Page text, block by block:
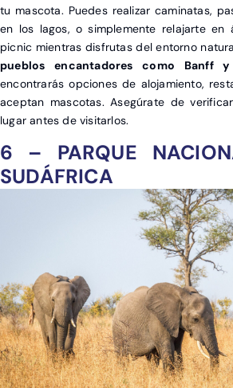
tu mascota. Puedes realizar caminatas,
en los lagos, o simplemente relajarte en
picnic mientras disfrutas del entorno
pueblos encantadores como Banff
encontrarás opciones de alojamiento,
aceptan mascotas. Asegúrate de
lugar antes de visitarlos.
6 – PARQUE
SUDÁFRICA